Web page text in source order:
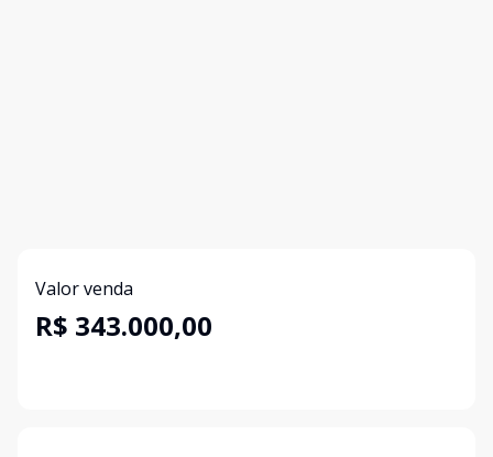
Valor venda
R$ 343.000,00